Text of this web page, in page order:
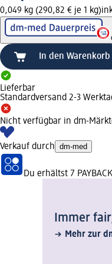
0,049 kg (290,82 € je 1 kg)
In den Warenkorb
Lieferbar
Standardversand 2-3
Nicht verfügbar in dm-
Verkauf durch dm-med
Du erhältst 7 PAYBACK
Immer
Mehr zur